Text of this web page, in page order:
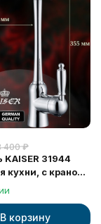
400₽
31944
кухни, с краном
воды, хром
В корзину